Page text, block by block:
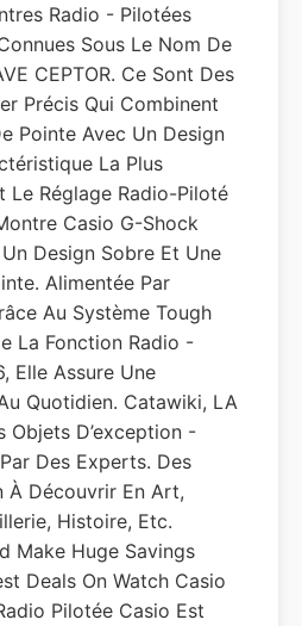
Radio - Pilotées
Sous Le Nom De
CEPTOR. Ce Sont Des
Précis Qui Combinent
Pointe Avec Un Design
La Plus
Le Réglage Radio-Piloté
Casio G-Shock
Design Sobre Et Une
Alimentée Par
Au Système Tough
La Fonction Radio -
Elle Assure Une
Quotidien. Catawiki, LA
Objets D’exception -
Des Experts. Des
À Découvrir En Art,
Histoire, Etc.
Make Huge Savings
Deals On Watch Casio
Pilotée Casio Est